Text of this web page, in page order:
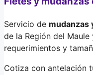
Servicio de mudanzas
de la Región del
requerimientos y
Cotiza con antelación